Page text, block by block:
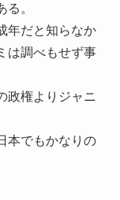
。
年だと知らなか
は調べもせず事
政権よりジャニ
本でもかなりの